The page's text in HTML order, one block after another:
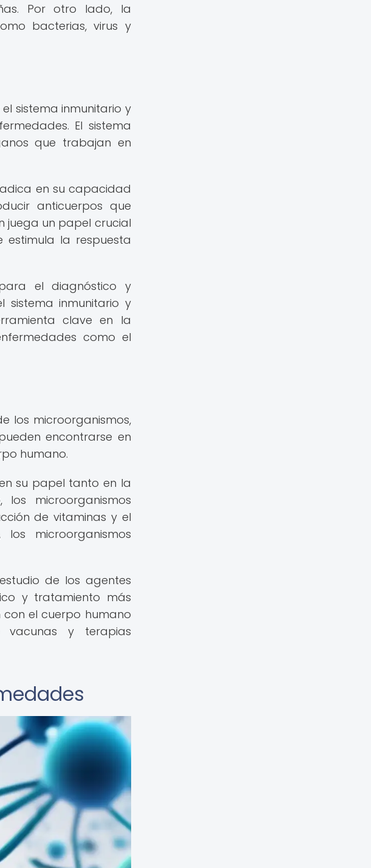
Por otro lado, la
bacterias, virus y
sistema inmunitario y
El sistema
que trabajan en
en su capacidad
anticuerpos que
juega un papel crucial
la respuesta
el diagnóstico y
sistema inmunitario y
clave en la
como el
los microorganismos,
encontrarse en
humano.
su papel tanto en la
microorganismos
de vitaminas y el
microorganismos
de los agentes
y tratamiento más
con el cuerpo humano
vacunas y terapias